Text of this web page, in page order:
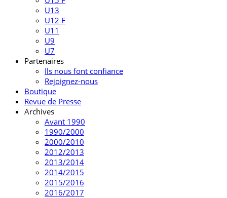
U13
U12 F
U11
U9
U7
Partenaires
Ils nous font confiance
Rejoignez-nous
Boutique
Revue de Presse
Archives
Avant 1990
1990/2000
2000/2010
2012/2013
2013/2014
2014/2015
2015/2016
2016/2017